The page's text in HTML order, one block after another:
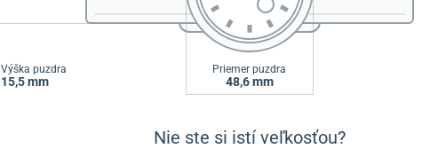
Výška puzdra
15,5 mm
Priemer puzdra
48,6 mm
Nie ste si istí veľkosťou?